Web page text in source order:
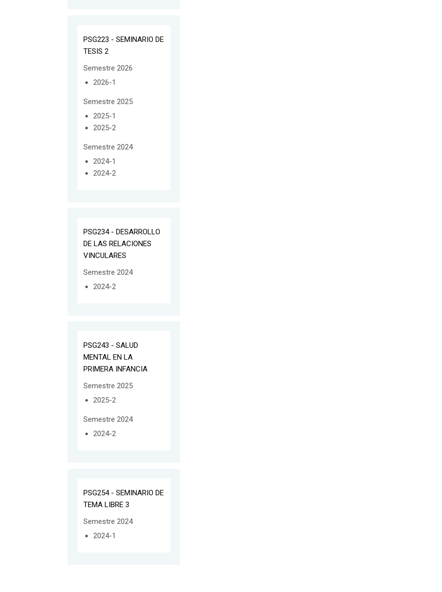
PSG223 - SEMINARIO DE
TESIS 2
Semestre 2026
2026-1
Semestre 2025
2025-1
2025-2
Semestre 2024
2024-1
2024-2
PSG234 - DESARROLLO
DE LAS RELACIONES
VINCULARES
Semestre 2024
2024-2
PSG243 - SALUD
MENTAL EN LA
PRIMERA INFANCIA
Semestre 2025
2025-2
Semestre 2024
2024-2
PSG254 - SEMINARIO DE
TEMA LIBRE 3
Semestre 2024
2024-1